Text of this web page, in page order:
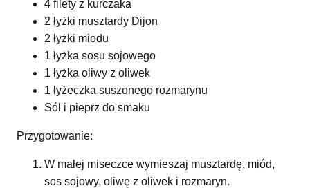
4 filety z kurczaka
2 łyżki musztardy Dijon
2 łyżki miodu
1 łyżka sosu sojowego
1 łyżka oliwy z oliwek
1 łyżeczka suszonego rozmarynu
Sól i pieprz do smaku
Przygotowanie:
W małej miseczce wymieszaj musztardę, miód,
sos sojowy, oliwę z oliwek i rozmaryn.